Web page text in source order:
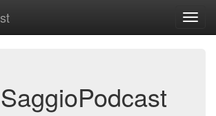
SaggioPodcast